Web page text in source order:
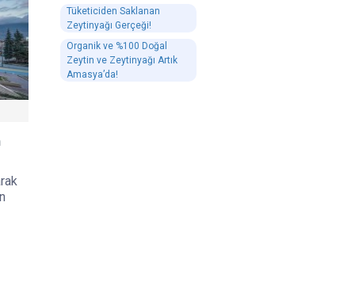
Tüketiciden Saklanan
Zeytinyağı Gerçeği!
Organik ve %100 Doğal
Zeytin ve Zeytinyağı Artık
Amasya’da!